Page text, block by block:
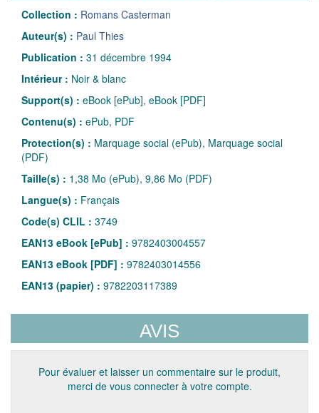
Collection : Romans Casterman
Auteur(s) : Paul Thies
Publication : 31 décembre 1994
Intérieur : Noir & blanc
Support(s) : eBook [ePub], eBook [PDF]
Contenu(s) : ePub, PDF
Protection(s) : Marquage social (ePub), Marquage social
(PDF)
Taille(s) : 1,38 Mo (ePub), 9,86 Mo (PDF)
Langue(s) : Français
Code(s) CLIL : 3749
EAN13 eBook [ePub] : 9782403004557
EAN13 eBook [PDF] : 9782403014556
EAN13 (papier) : 9782203117389
AVIS
Pour évaluer et laisser un commentaire sur le produit,
merci de vous connecter à votre compte.